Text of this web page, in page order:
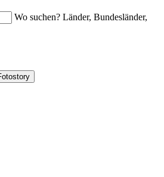
Wo suchen? Länder, Bundesländer,